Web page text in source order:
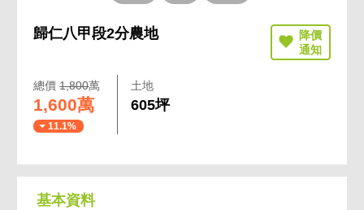
歸仁八甲段2分農地
總價1,800萬
1,600萬
11.1%
土地
605坪
基本資料